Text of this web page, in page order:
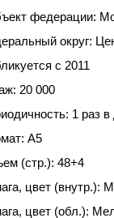
федерации:
округ:
с 2011
20 000
1 раз
A5
(стр.): 48+4
цвет (внутр.):
цвет (обл.):